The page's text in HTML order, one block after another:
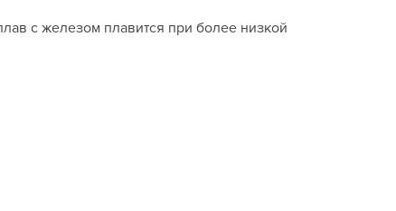
с железом плавится при более низкой